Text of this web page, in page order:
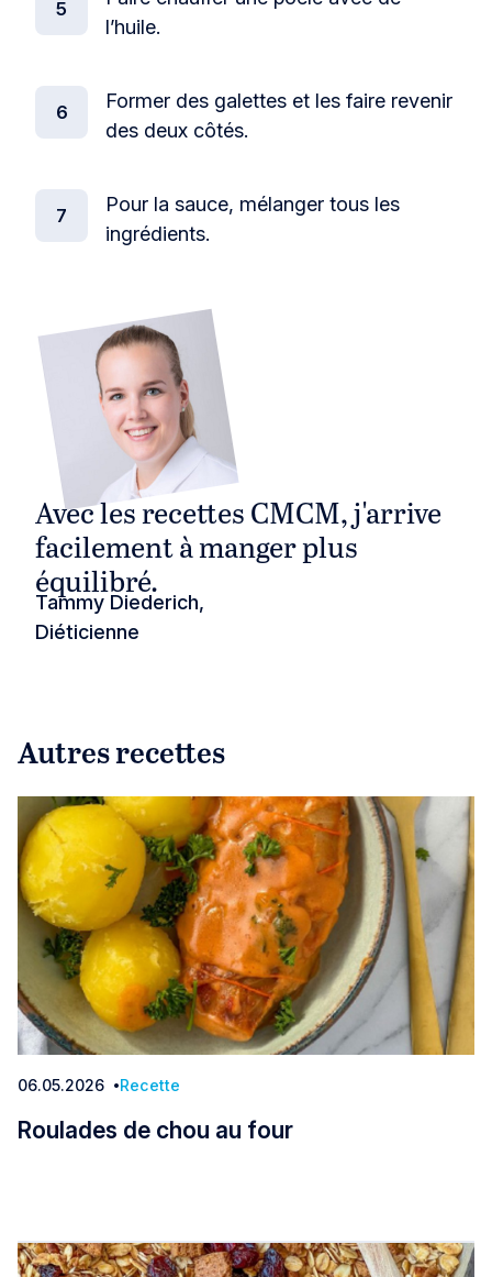
l’huile.
Former des galettes et les faire revenir
des deux côtés.
Pour la sauce, mélanger tous les
ingrédients.
Avec les recettes CMCM, j'arrive
facilement à manger plus
équilibré.
Tammy Diederich,
Diéticienne
Autres recettes
Date:
06.05.2026 Recette
Roulades de chou au four